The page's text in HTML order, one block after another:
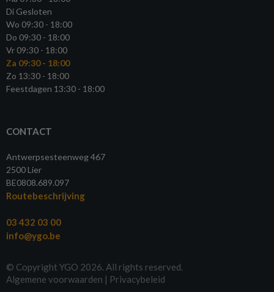
Di Gesloten
Wo 09:30 - 18:00
Do 09:30 - 18:00
Vr 09:30 - 18:00
Za 09:30 - 18:00
Zo 13:30 - 18:00
Feestdagen 13:30 - 18:00
CONTACT
Antwerpsesteenweg 467
2500 Lier
BE0808.689.097
Routebeschrijving
03 432 03 00
info@ygo.be
© Copyright YGO 2026. All rights reserved.
Algemene voorwaarden | Privacybeleid